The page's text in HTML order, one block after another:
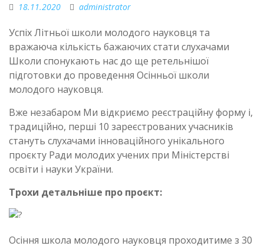
18.11.2020 administrator
Успіх Літньої школи молодого науковця та
вражаюча кількість бажаючих стати слухачами
Школи спонукають нас до ще ретельнішої
підготовки до проведення Осінньої школи
молодого науковця.
Вже незабаром Ми відкриємо реєстраційну форму і,
традиційно, перші 10 зареєстрованих учасників
стануть слухачами інноваційного унікального
проєкту Ради молодих учених при Міністерстві
освіти і науки України.
Трохи детальніше про проєкт:
Осіння школа молодого науковця проходитиме з 30